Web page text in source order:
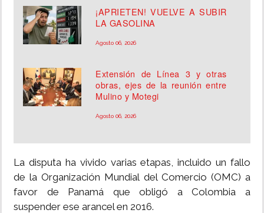
¡APRIETEN! VUELVE A SUBIR
LA GASOLINA
Agosto 06, 2026
Extensión de Línea 3 y otras
obras, ejes de la reunión entre
Mulino y Motegi
Agosto 06, 2026
La disputa ha vivido varias etapas, incluido un fallo
de la Organización Mundial del Comercio (OMC) a
favor de Panamá que obligó a Colombia a
suspender ese arancel en 2016.